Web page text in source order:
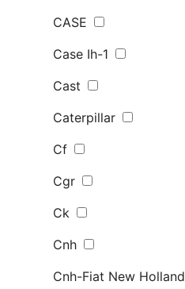
CASE
Case Ih-1
Cast
Caterpillar
Cf
Cgr
Ck
Cnh
Cnh-Fiat New Holland